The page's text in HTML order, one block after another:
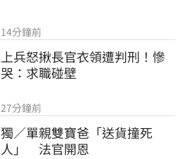
14分鐘前
上兵怒揪長官衣領遭判刑！慘
哭：求職碰壁
27分鐘前
獨／單親雙寶爸「送貨撞死
人」　法官開恩